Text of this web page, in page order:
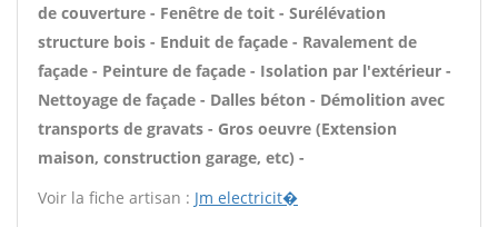
de couverture - Fenêtre de toit - Surélévation
structure bois - Enduit de façade - Ravalement de
façade - Peinture de façade - Isolation par l'extérieur -
Nettoyage de façade - Dalles béton - Démolition avec
transports de gravats - Gros oeuvre (Extension
maison, construction garage, etc) -
Voir la fiche artisan : Jm electricit�